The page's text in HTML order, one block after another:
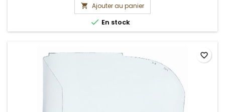
 Ajouter au panier
 En stock
favorite_border